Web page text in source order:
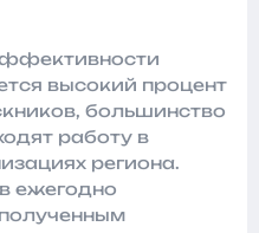
высокий процент
большинство
работу в
региона.
ежегодно